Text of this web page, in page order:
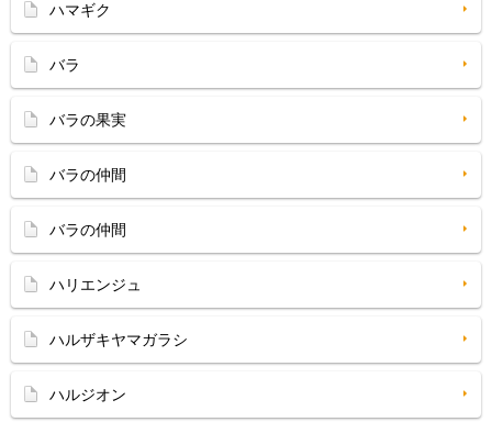
ハマギク
バラ
バラの果実
バラの仲間
バラの仲間
ハリエンジュ
ハルザキヤマガラシ
ハルジオン